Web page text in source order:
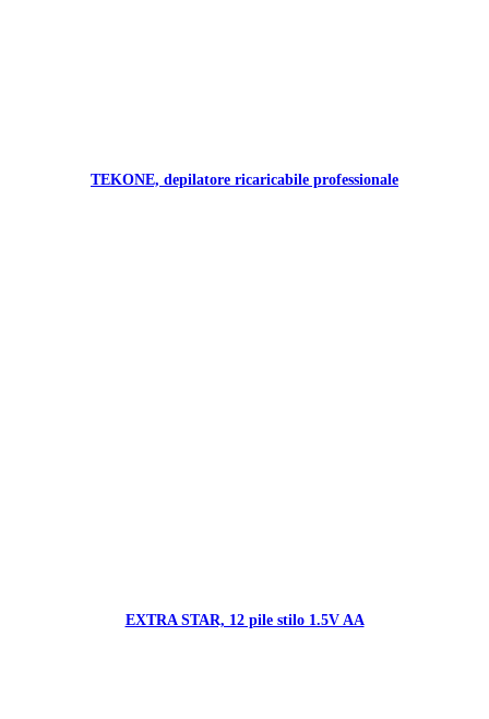
TEKONE, depilatore ricaricabile professionale
EXTRA STAR, 12 pile stilo 1.5V AA